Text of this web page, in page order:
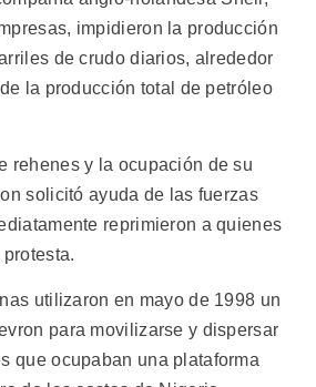
impidieron la producción
de crudo diarios, alrededor
la producción total de petróleo
rehenes y la ocupación de su
solicitó ayuda de las fuerzas
reprimieron a quienes
utilizaron en mayo de 1998 un
para movilizarse y dispersar
que ocupaban una plataforma